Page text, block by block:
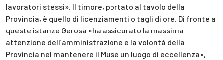
lavoratori stessi». Il timore, portato al tavolo della
Provincia, è quello di licenziamenti o tagli di ore. Di fronte a
queste istanze Gerosa «ha assicurato la massima
attenzione dell’amministrazione e la volontà della
Provincia nel mantenere il Muse un luogo di eccellenza»,